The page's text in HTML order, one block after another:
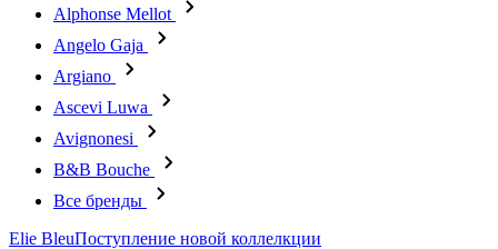
Alphonse Mellot
Angelo Gaja
Argiano
Ascevi Luwa
Avignonesi
B&B Bouche
Все бренды
Elie BleuПоступление новой коллелкции